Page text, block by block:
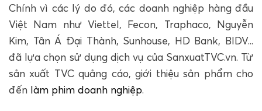
Chính vì các lý do đó, các doanh nghiệp hàng đầu
Việt Nam như Viettel, Fecon, Traphaco, Nguyễn
Kim, Tân Á Đại Thành, Sunhouse, HD Bank, BIDV...
đã lựa chọn sử dụng dịch vụ của SanxuatTVC.vn. Từ
sản xuất TVC quảng cáo, giới thiệu sản phẩm cho
đến làm phim doanh nghiệp.